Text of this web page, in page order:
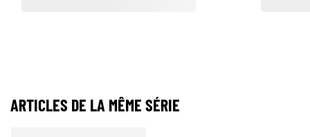
ARTICLES DE LA MÊME SÉRIE